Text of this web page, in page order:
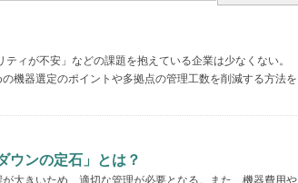
ィが不安」などの課題を抱えている企業は少なくない。
機器選定のポイントや多拠点の管理工数を削減する方法を
ウンの定石」とは？